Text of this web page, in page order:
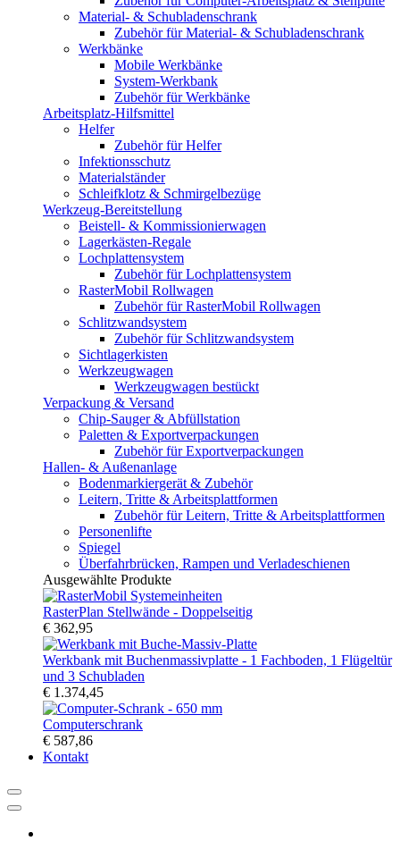
Material- & Schubladenschrank
Zubehör für Material- & Schubladenschrank
Werkbänke
Mobile Werkbänke
System-Werkbank
Zubehör für Werkbänke
Arbeitsplatz-Hilfsmittel
Helfer
Zubehör für Helfer
Infektionsschutz
Materialständer
Schleifklotz & Schmirgelbezüge
Werkzeug-Bereitstellung
Beistell- & Kommissionierwagen
Lagerkästen-Regale
Lochplattensystem
Zubehör für Lochplattensystem
RasterMobil Rollwagen
Zubehör für RasterMobil Rollwagen
Schlitzwandsystem
Zubehör für Schlitzwandsystem
Sichtlagerkisten
Werkzeugwagen
Werkzeugwagen bestückt
Verpackung & Versand
Chip-Sauger & Abfüllstation
Paletten & Exportverpackungen
Zubehör für Exportverpackungen
Hallen- & Außenanlage
Bodenmarkiergerät & Zubehör
Leitern, Tritte & Arbeitsplattformen
Zubehör für Leitern, Tritte & Arbeitsplattformen
Personenlifte
Spiegel
Überfahrbrücken, Rampen und Verladeschienen
Ausgewählte Produkte
RasterPlan Stellwände - Doppelseitig
€ 362,95
Werkbank mit Buchenmassivplatte - 1 Fachboden, 1 Flügeltür
und 3 Schubladen
€ 1.374,45
Computerschrank
€ 587,86
Kontakt